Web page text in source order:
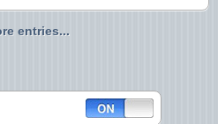
entries...